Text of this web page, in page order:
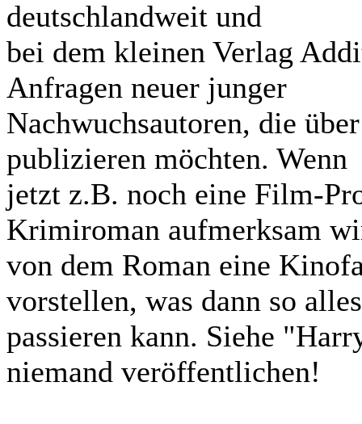
deutschlandweit und
bei dem kleinen Verlag
Anfragen neuer junger
Nachwuchsautoren, die
publizieren möchten. Wenn
jetzt z.B. noch eine Film-
Krimiroman aufmerksam
von dem Roman eine
vorstellen, was dann so alles
passieren kann. Siehe
niemand veröffentlichen!